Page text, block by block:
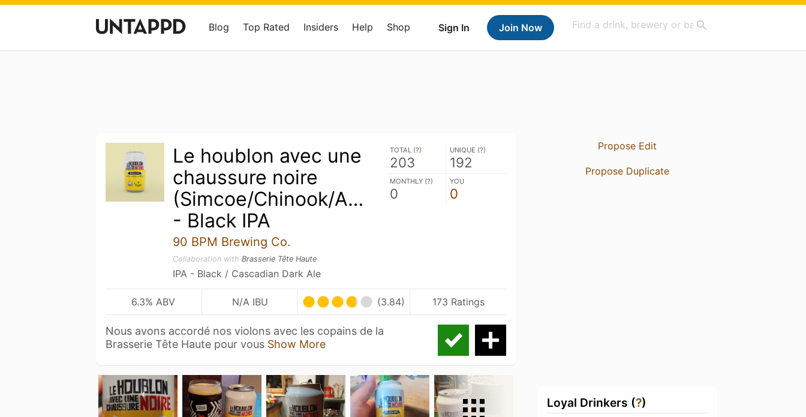
Sign In Join Now
Blog Top Rated Insiders Help Shop
Le houblon avec une
chaussure noire
(Simcoe/Chinook/Amarillo)
- Black IPA
90 BPM Brewing Co.
Collaboration with Brasserie Tête Haute
IPA - Black / Cascadian Dark Ale
TOTAL (?)
203
UNIQUE (?)
192
MONTHLY (?)
0
YOU
0
6.3% ABV N/A IBU (3.84) 173 Ratings
Nous avons accordé nos violons avec les copains de la
Brasserie Tête Haute pour vous Show More
Propose Edit
Propose Duplicate
Loyal Drinkers (?)